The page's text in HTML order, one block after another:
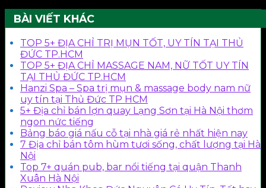
BÀI VIẾT KHÁC
TOP 5+ ĐỊA CHỈ TRỊ MỤN TỐT, UY TÍN TẠI THỦ
ĐỨC TP.HCM
TOP 5+ ĐỊA CHỈ MASSAGE NAM, NỮ TỐT UY TÍN
TẠI THỦ ĐỨC TP.HCM
Hanzi Spa – Spa trị mụn & massage body nam nữ
uy tín tại Thủ Đức TP HCM
5+ Địa chỉ bán lợn quay Lạng Sơn tại Hà Nội thơm
ngon nức tiếng
Bảng báo giá nấu cỗ tại nhà giá rẻ nhất hiện nay
7 Địa chỉ bán tôm hùm tươi sống, chất lượng tại Hà
Nội
Top 7+ quán pub, bar nổi tiếng tại quận Thanh
Xuân Hà Nội